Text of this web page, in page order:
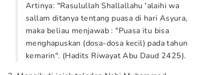
Artinya: "Rasulullah Shallallahu 'alaihi wa
sallam ditanya tentang puasa di hari Asyura,
maka beliau menjawab : "Puasa itu bisa
menghapuskan (dosa-dosa kecil) pada tahun
kemarin". (Hadits Riwayat Abu Daud 2425).